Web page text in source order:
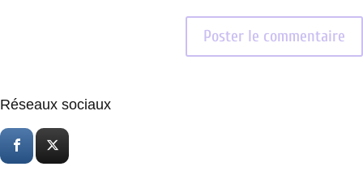
Réseaux sociaux